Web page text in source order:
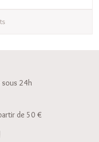
sous 24h
de 50 €